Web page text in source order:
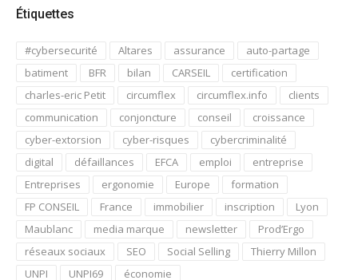
Étiquettes
#cybersecurité Altares assurance
auto-partage
batiment
BFR bilan CARSEIL
certification
charles-eric Petit
circumflex circumflex.info
clients
communication
conjoncture conseil
croissance
cyber-extorsion
cyber-risques
cybercriminalité
digital
défaillances EFCA emploi
entreprise
Entreprises
ergonomie Europe
formation
FP CONSEIL
France immobilier inscription
Lyon
Maublanc
media marque newsletter
Prod’Ergo
réseaux sociaux
SEO Social Selling
Thierry Millon
UNPI
UNPI69 économie